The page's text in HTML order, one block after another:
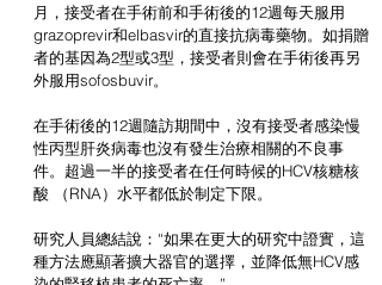
月，接受者在手術前和手術後的12週每天服用
grazoprevir和elbasvir的直接抗病毒藥物。如捐贈
者的基因為2型或3型，接受者則會在手術後再另
外服用sofosbuvir。
在手術後的12週隨訪期間中，沒有接受者感染慢
性丙型肝炎病毒也沒有發生治療相關的不良事
件。超過一半的接受者在任何時候的HCV核糖核
酸 （RNA）水平都低於制定下限。
研究人員總結說：“如果在更大的研究中證實，這
種方法應顯著擴大器官的選擇，並降低無HCV感